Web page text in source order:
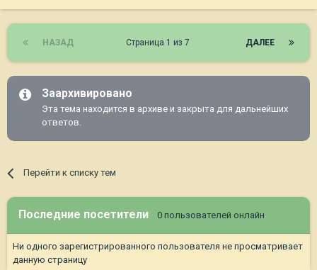
НАЗАД ДАЛЕЕ
Страница 1 из 7
Заархивировано
Эта тема находится в архиве и закрыта для дальнейших
ответов.
Перейти к списку тем
Последние посетители 0 пользователей онлайн
Ни одного зарегистрированного пользователя не просматривает
данную страницу